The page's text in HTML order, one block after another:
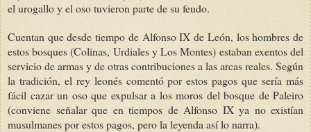
el urogallo y el oso tuvieron parte de su feudo.
Cuentan que desde tiempo de Alfonso IX de León, los hombres de
estos bosques (Colinas, Urdiales y Los Montes) estaban exentos del
servicio de armas y de otras contribuciones a las arcas reales. Según
la tradición, el rey leonés comentó por estos pagos que sería más
fácil cazar un oso que expulsar a los moros del bosque de Paleiro
(conviene señalar que en tiempos de Alfonso IX ya no existían
musulmanes por estos pagos, pero la leyenda así lo narra).